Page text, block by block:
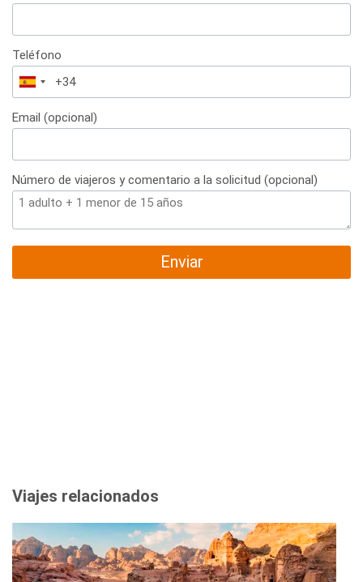
Teléfono
España
+34
Email (opcional)
Número de viajeros y comentario a la solicitud (opcional)
Enviar
Viajes relacionados